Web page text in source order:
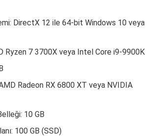
DirectX 12 ile 64-bit Windows 10 veya
Ryzen 7 3700X veya Intel Core i9-9900K
Radeon RX 6800 XT veya NVIDIA
10 GB
100 GB (SSD)